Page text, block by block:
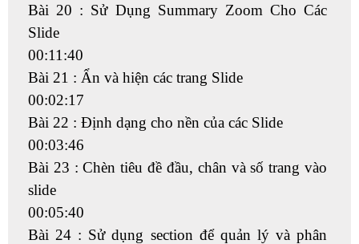
Bài 20 : Sử Dụng Summary Zoom Cho Các
Slide
00:11:40
Bài 21 : Ẩn và hiện các trang Slide
00:02:17
Bài 22 : Định dạng cho nền của các Slide
00:03:46
Bài 23 : Chèn tiêu đề đầu, chân và số trang vào
slide
00:05:40
Bài 24 : Sử dụng section để quản lý và phân